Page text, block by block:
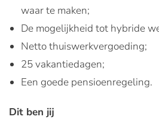
waar te maken;
De mogelijkheid tot hybride
Netto thuiswerkvergoeding;
25 vakantiedagen;
Een goede pensioenregeling.
Dit ben jij